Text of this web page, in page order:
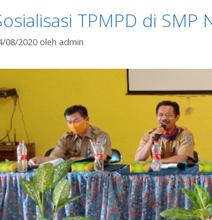
TPMPD di SMP
08/2020 oleh admin